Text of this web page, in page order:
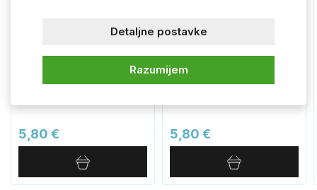
5,80 €
Donji poklopac za uložak,
5,80 €
Razumijem
Detaljne postavke